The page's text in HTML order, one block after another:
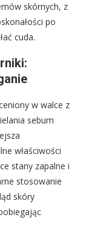
skórnych, z
po
cuda.
w walce z
sebum
właściwości
stany zapalne i
stosowanie
skóry